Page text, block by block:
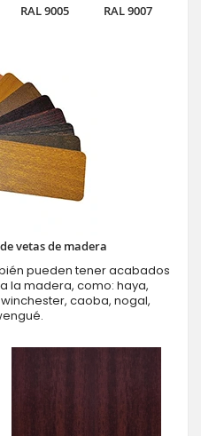
RAL 9005 RAL 9007
vetas de madera
pueden tener acabados
la madera, como: haya,
caoba, nogal,